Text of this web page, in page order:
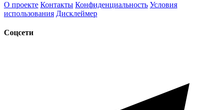
О проекте Контакты Конфиденциальность Условия
использования Дисклеймер
Соцсети